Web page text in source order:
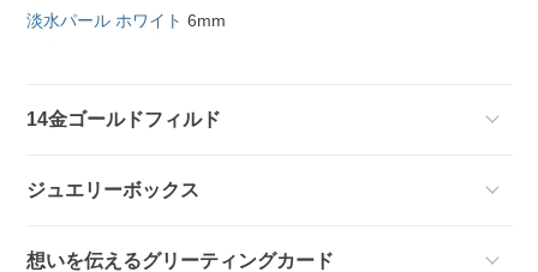
淡水パール ホワイト 6mm
14金ゴールドフィルド
ジュエリーボックス
想いを伝えるグリーティングカード